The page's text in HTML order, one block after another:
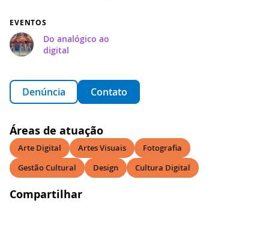
EVENTOS
Do analógico ao
digital
Denúncia Contato
Áreas de atuação
Arte Digital Artes Visuais
Fotografia
Gestão Cultural
Design Cultura Digital
Compartilhar